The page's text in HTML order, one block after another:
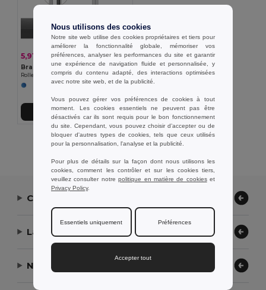
5,91 € 10,45 € -43%
Branve 81208
Roller en métal et clip en acier inoxydable
Ajouter au Panier
Affichage De Tous Les Produits.
Contactez-nous
Laissez-nous vous aider
Notre entreprise
Nous utilisons des cookies
Notre site web utilise des cookies propriétaires et tiers pour
améliorer la fonctionnalité globale, mémoriser vos
préférences, analyser les performances du site et garantir
une expérience de navigation fluide et personnalisée, y
compris du contenu adapté, des interactions optimisées
avec notre site web, et de la publicité.
Vous pouvez gérer vos préférences de cookies à tout
moment. Les cookies essentiels ne peuvent pas être
désactivés car ils sont requis pour le bon fonctionnement
du site. Cependant, vous pouvez choisir d’accepter ou de
bloquer d'autres types de cookies, tels que ceux utilisés
pour la personnalisation, l'analyse et la publicité.
Pour plus de détails sur la façon dont nous utilisons les
cookies, comment les contrôler et sur les cookies tiers,
veuillez consulter notrepolitique en matière de cookieset
Privacy Policy.
Essentiels uniquement Préférences
Accepter tout